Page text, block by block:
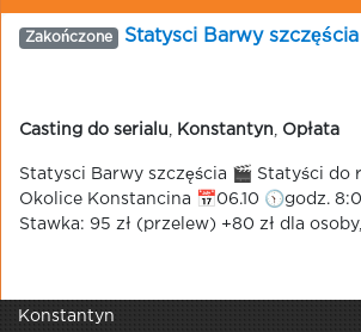
Zakończone Statysci Barwy szczęścia
Casting do serialu Konstantyn Opłata
Statysci Barwy szczęścia 🎬 Statyści do
Okolice Konstancina 📅06.10 🕥godz.
Stawka: 95 zł (przelew) +80 zł dla
Konstantyn